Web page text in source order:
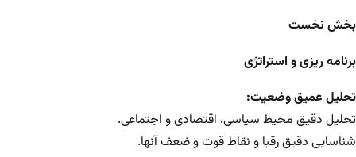
بخش نخست
برنامه ریزی و استراتژی
تحلیل عمیق وضعیت:
تحلیل دقیق محیط سیاسی، اقتصادی و اجتماعی.
شناسایی دقیق رقبا و نقاط قوت و ضعف آنها.